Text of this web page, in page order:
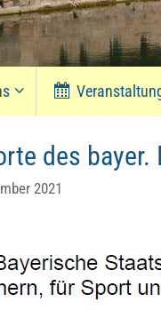
des bayer.
2021